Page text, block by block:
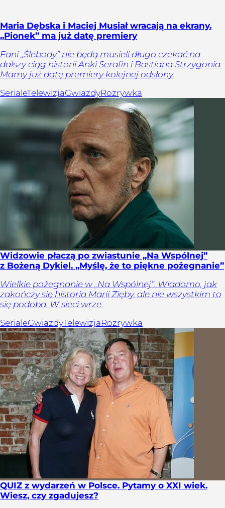
Maria Dębska i Maciej Musiał wracają na ekrany.
„Pionek” ma już datę premiery
Fani „Ślebody” nie będą musieli długo czekać na
dalszy ciąg historii Anki Serafin i Bastiana Strzygonia.
Mamy już datę premiery kolejnej odsłony.
SerialeTelewizjaGwiazdyRozrywka
Widzowie płaczą po zwiastunie „Na Wspólnej”
z Bożeną Dykiel. „Myślę, że to piękne pożegnanie”
Wielkie pożegnanie w „Na Wspólnej”. Wiadomo, jak
zakończy się historia Marii Zięby, ale nie wszystkim to
się podoba. W sieci wrze.
SerialeGwiazdyTelewizjaRozrywka
QUIZ z wydarzeń w Polsce. Pytamy o XXI wiek.
Wiesz, czy zgadujesz?